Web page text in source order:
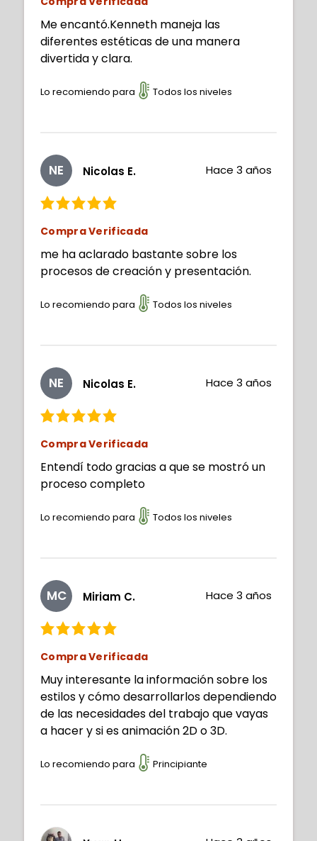
Me encantó.Kenneth maneja las
diferentes estéticas de una manera
divertida y clara.
Lo recomiendo para Todos los niveles
NE Nicolas E. Hace 3 años
Compra Verificada
me ha aclarado bastante sobre los
procesos de creación y presentación.
Lo recomiendo para Todos los niveles
NE Nicolas E. Hace 3 años
Compra Verificada
Entendí todo gracias a que se mostró un
proceso completo
Lo recomiendo para Todos los niveles
MC Miriam C. Hace 3 años
Compra Verificada
Muy interesante la información sobre los
estilos y cómo desarrollarlos dependiendo
de las necesidades del trabajo que vayas
a hacer y si es animación 2D o 3D.
Lo recomiendo para Principiante